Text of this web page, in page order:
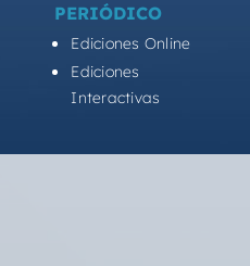
PERIÓDICO
Ediciones Online
Ediciones
Interactivas